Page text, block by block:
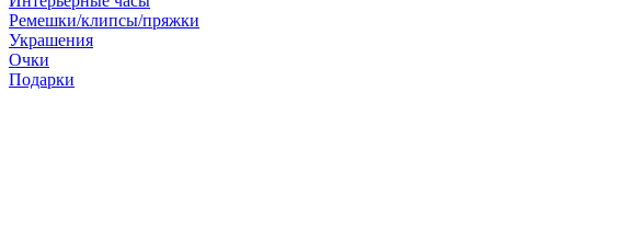
Ремешки/клипсы/пряжки
Украшения
Очки
Подарки